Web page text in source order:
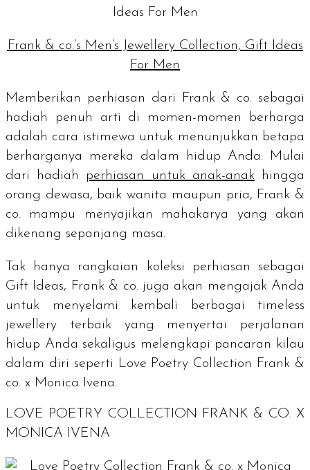
Frank & co.’s Men’s Jewellery Collection, Gift Ideas
For Men
Memberikan perhiasan dari Frank & co. sebagai
hadiah penuh arti di momen-momen berharga
adalah cara istimewa untuk menunjukkan betapa
berharganya mereka dalam hidup Anda. Mulai
dari hadiah perhiasan untuk anak-anak
hingga
orang dewasa, baik wanita maupun pria, Frank &
co. mampu menyajikan mahakarya yang akan
dikenang sepanjang masa.
Tak hanya rangkaian koleksi perhiasan sebagai
Gift Ideas, Frank & co. juga akan mengajak Anda
untuk menyelami kembali berbagai timeless
jewellery terbaik yang menyertai perjalanan
hidup Anda sekaligus melengkapi pancaran kilau
dalam diri seperti Love Poetry Collection Frank &
co. x Monica Ivena.
LOVE POETRY COLLECTION FRANK & CO. X
MONICA IVENA